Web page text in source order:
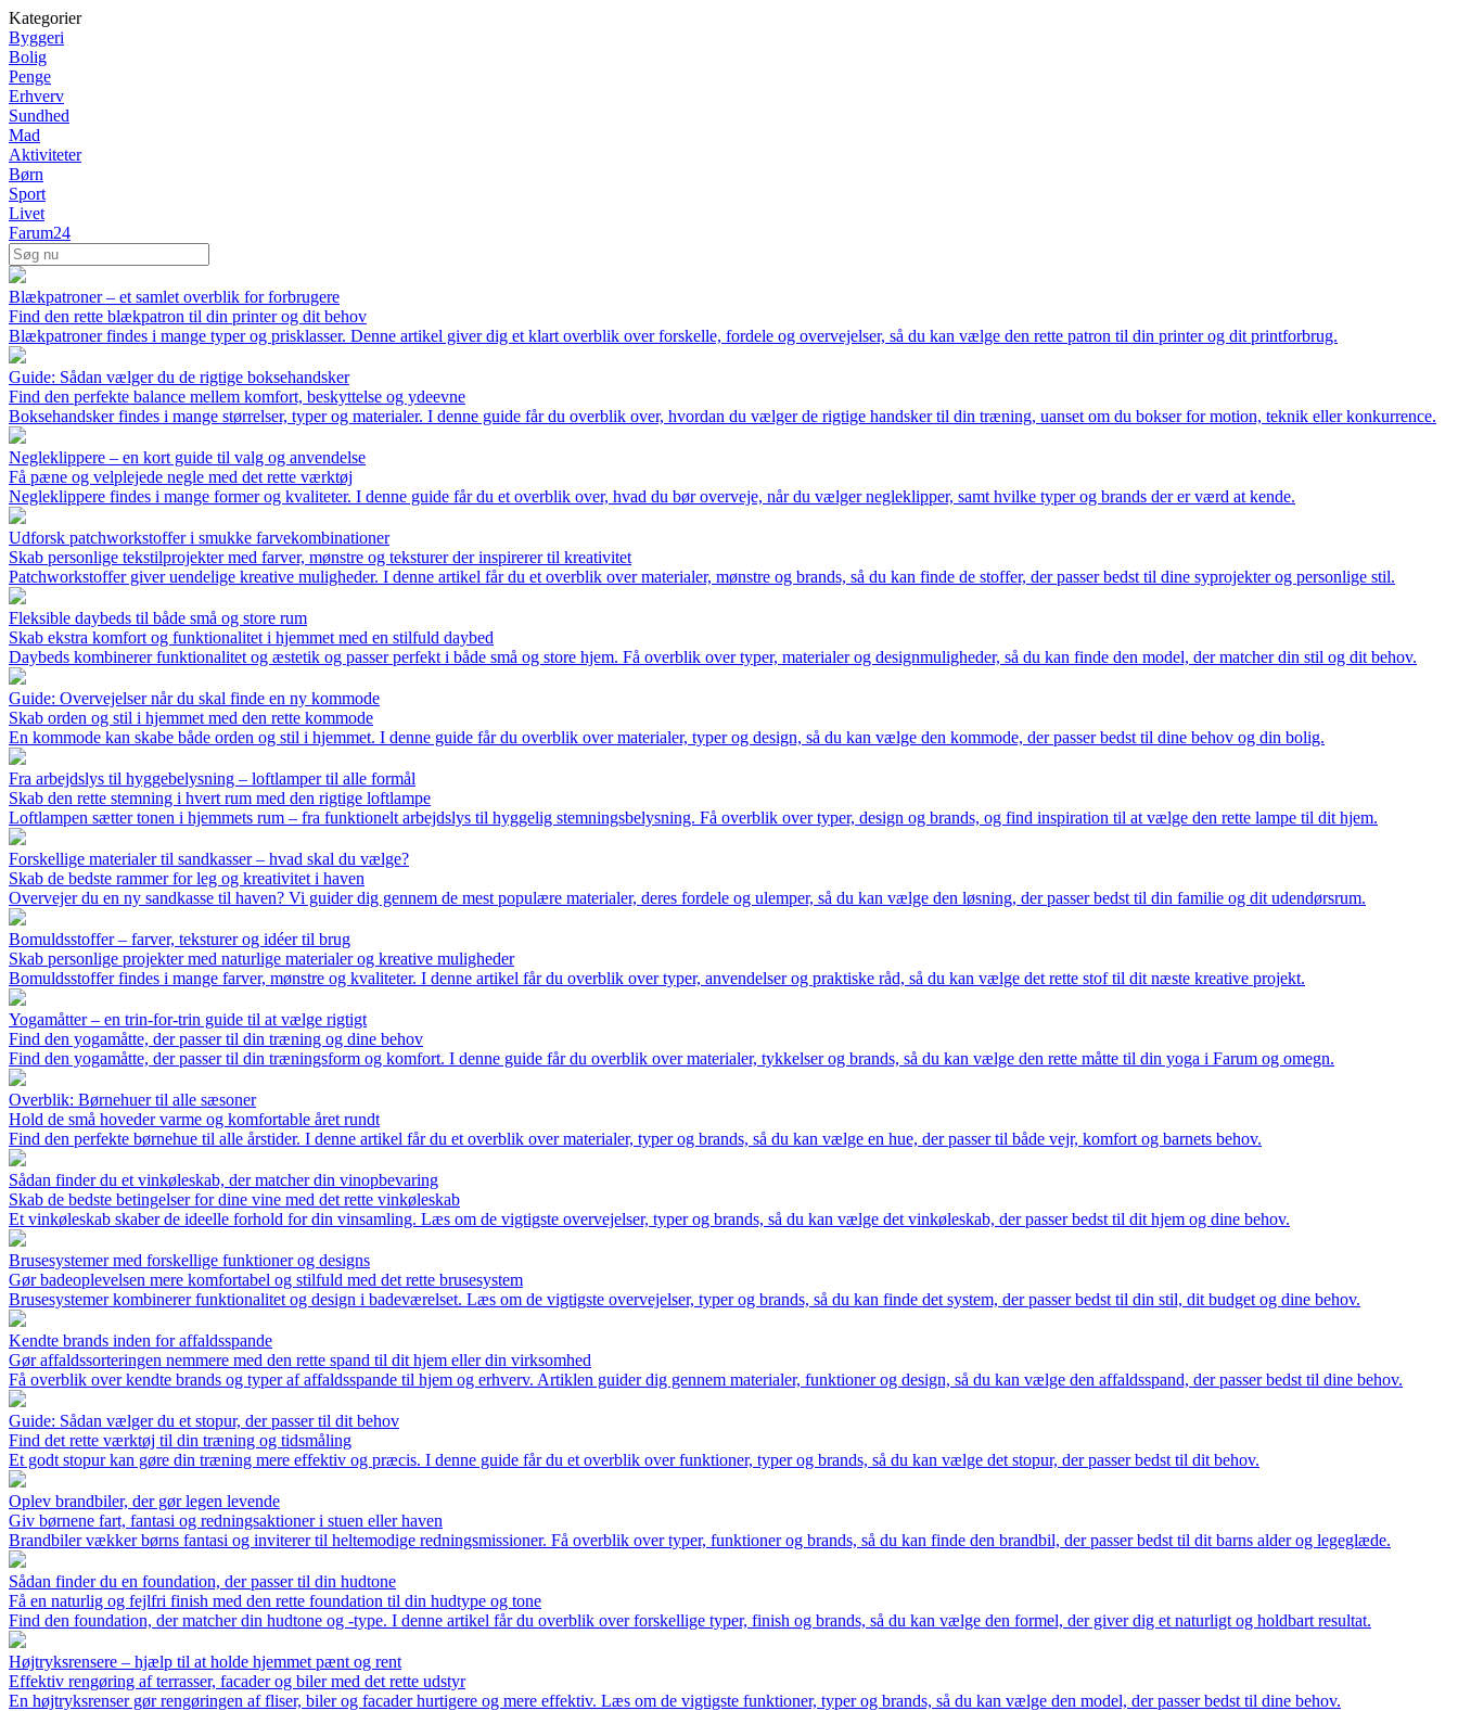
Kategorier
Byggeri
Bolig
Penge
Erhverv
Sundhed
Mad
Aktiviteter
Børn
Sport
Livet
Farum24
Blækpatroner – et samlet overblik for forbrugere
Find den rette blækpatron til din printer og dit behov
Blækpatroner findes i mange typer og prisklasser. Denne artikel giver dig et klart overblik over forskelle, fordele og overvejelser, så du kan vælge den rette patron til din printer og dit printforbrug.
Guide: Sådan vælger du de rigtige boksehandsker
Find den perfekte balance mellem komfort, beskyttelse og ydeevne
Boksehandsker findes i mange størrelser, typer og materialer. I denne guide får du overblik over, hvordan du vælger de rigtige handsker til din træning, uanset om du bokser for motion, teknik eller konkurrence.
Negleklippere – en kort guide til valg og anvendelse
Få pæne og velplejede negle med det rette værktøj
Negleklippere findes i mange former og kvaliteter. I denne guide får du et overblik over, hvad du bør overveje, når du vælger negleklipper, samt hvilke typer og brands der er værd at kende.
Udforsk patchworkstoffer i smukke farvekombinationer
Skab personlige tekstilprojekter med farver, mønstre og teksturer der inspirerer til kreativitet
Patchworkstoffer giver uendelige kreative muligheder. I denne artikel får du et overblik over materialer, mønstre og brands, så du kan finde de stoffer, der passer bedst til dine syprojekter og personlige stil.
Fleksible daybeds til både små og store rum
Skab ekstra komfort og funktionalitet i hjemmet med en stilfuld daybed
Daybeds kombinerer funktionalitet og æstetik og passer perfekt i både små og store hjem. Få overblik over typer, materialer og designmuligheder, så du kan finde den model, der matcher din stil og dit behov.
Guide: Overvejelser når du skal finde en ny kommode
Skab orden og stil i hjemmet med den rette kommode
En kommode kan skabe både orden og stil i hjemmet. I denne guide får du overblik over materialer, typer og design, så du kan vælge den kommode, der passer bedst til dine behov og din bolig.
Fra arbejdslys til hyggebelysning – loftlamper til alle formål
Skab den rette stemning i hvert rum med den rigtige loftlampe
Loftlampen sætter tonen i hjemmets rum – fra funktionelt arbejdslys til hyggelig stemningsbelysning. Få overblik over typer, design og brands, og find inspiration til at vælge den rette lampe til dit hjem.
Forskellige materialer til sandkasser – hvad skal du vælge?
Skab de bedste rammer for leg og kreativitet i haven
Overvejer du en ny sandkasse til haven? Vi guider dig gennem de mest populære materialer, deres fordele og ulemper, så du kan vælge den løsning, der passer bedst til din familie og dit udendørsrum.
Bomuldsstoffer – farver, teksturer og idéer til brug
Skab personlige projekter med naturlige materialer og kreative muligheder
Bomuldsstoffer findes i mange farver, mønstre og kvaliteter. I denne artikel får du overblik over typer, anvendelser og praktiske råd, så du kan vælge det rette stof til dit næste kreative projekt.
Yogamåtter – en trin-for-trin guide til at vælge rigtigt
Find den yogamåtte, der passer til din træning og dine behov
Find den yogamåtte, der passer til din træningsform og komfort. I denne guide får du overblik over materialer, tykkelser og brands, så du kan vælge den rette måtte til din yoga i Farum og omegn.
Overblik: Børnehuer til alle sæsoner
Hold de små hoveder varme og komfortable året rundt
Find den perfekte børnehue til alle årstider. I denne artikel får du et overblik over materialer, typer og brands, så du kan vælge en hue, der passer til både vejr, komfort og barnets behov.
Sådan finder du et vinkøleskab, der matcher din vinopbevaring
Skab de bedste betingelser for dine vine med det rette vinkøleskab
Et vinkøleskab skaber de ideelle forhold for din vinsamling. Læs om de vigtigste overvejelser, typer og brands, så du kan vælge det vinkøleskab, der passer bedst til dit hjem og dine behov.
Brusesystemer med forskellige funktioner og designs
Gør badeoplevelsen mere komfortabel og stilfuld med det rette brusesystem
Brusesystemer kombinerer funktionalitet og design i badeværelset. Læs om de vigtigste overvejelser, typer og brands, så du kan finde det system, der passer bedst til din stil, dit budget og dine behov.
Kendte brands inden for affaldsspande
Gør affaldssorteringen nemmere med den rette spand til dit hjem eller din virksomhed
Få overblik over kendte brands og typer af affaldsspande til hjem og erhverv. Artiklen guider dig gennem materialer, funktioner og design, så du kan vælge den affaldsspand, der passer bedst til dine behov.
Guide: Sådan vælger du et stopur, der passer til dit behov
Find det rette værktøj til din træning og tidsmåling
Et godt stopur kan gøre din træning mere effektiv og præcis. I denne guide får du et overblik over funktioner, typer og brands, så du kan vælge det stopur, der passer bedst til dit behov.
Oplev brandbiler, der gør legen levende
Giv børnene fart, fantasi og redningsaktioner i stuen eller haven
Brandbiler vækker børns fantasi og inviterer til heltemodige redningsmissioner. Få overblik over typer, funktioner og brands, så du kan finde den brandbil, der passer bedst til dit barns alder og legeglæde.
Sådan finder du en foundation, der passer til din hudtone
Få en naturlig og fejlfri finish med den rette foundation til din hudtype og tone
Find den foundation, der matcher din hudtone og -type. I denne artikel får du overblik over forskellige typer, finish og brands, så du kan vælge den formel, der giver dig et naturligt og holdbart resultat.
Højtryksrensere – hjælp til at holde hjemmet pænt og rent
Effektiv rengøring af terrasser, facader og biler med det rette udstyr
En højtryksrenser gør rengøringen af fliser, biler og facader hurtigere og mere effektiv. Læs om de vigtigste funktioner, typer og brands, så du kan vælge den model, der passer bedst til dine behov.